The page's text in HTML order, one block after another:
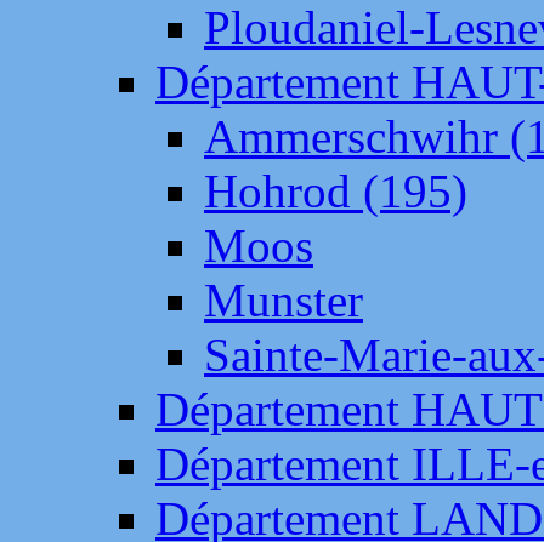
Ploudaniel-
Département
Ammerschwihr
Hohrod (195)
Moos
Munster
Sainte-Marie-
Département
Département
Département